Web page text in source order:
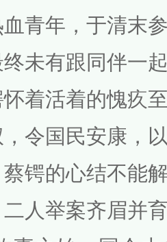
青年，于清末
未有跟同伴一
着活着的愧疚
令国民安康，
锷的心结不能
人举案齐眉并